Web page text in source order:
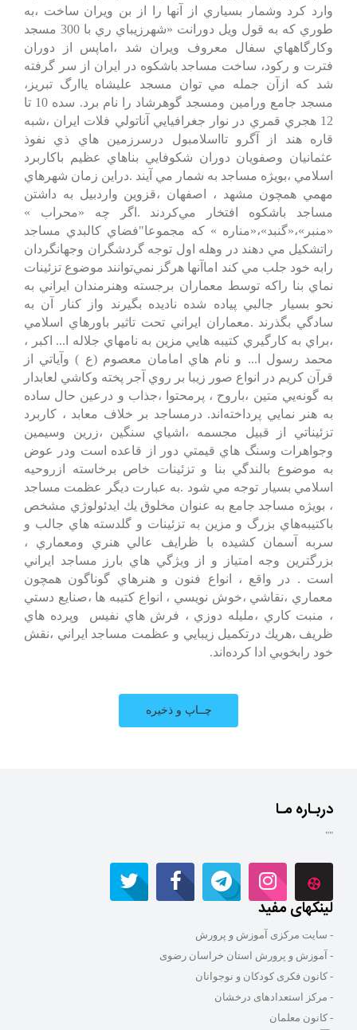
وارد كرد وشمار بسياري‌ از آنها را از بن‌ ويران‌ ساخت‌ ،به‌
طوري‌ كه‌ به‌ قول‌ ويل‌ دورانت‌ «شهرزيباي‌ ري‌ با 300 مسجد
وكارگاههاي‌ سفال‌ معروف‌ ويران‌ شد ،اماپس‌ از دوران‌
فترت‌ و ركود، ساخت‌ مساجد باشكوه‌ در ايران‌ از سر گرفته‌
شد كه‌ ازآن‌ جمله‌ مي‌ توان‌ مسجد عليشاه‌ ياارگ‌ تبريز،
مسجد جامع‌ ورامين‌ ومسجد گوهرشاد را نام‌ برد. سده‌ 10 تا
12 هجري‌ قمري‌ در نوار جغرافيايي‌ آناتولي‌ فلات‌ ايران‌ ،شبه‌
قاره‌ هند از آگرو تااسلامبول‌ درسرزمين‌ هاي‌ ذي‌ نفوذ
عثمانيان‌ وصفويان‌ دوران‌ شكوفايي‌ بناهاي‌ عظيم‌ باكاربرد
اسلامي‌ ،بويژه‌ مساجد به‌ شمار مي‌ آيند .دراين‌ زمان‌ شهرهاي‌
مهمي‌ همچون‌ مشهد ، اصفهان‌ ،قزوين‌ واردبيل‌ به‌ داشتن‌
مساجد باشكوه‌ افتخار مي‌كردند .اگر چه‌ «محراب‌ »
«منبر»،«گنبد»،«مناره‌ » كه‌ مجموعا"فضاي‌ كالبدي‌ مساجد
راتشكيل‌ مي‌ دهند در وهله‌ اول‌ توجه‌ گردشگران‌ وجهانگردان‌
رابه‌ خود جلب‌ مي‌ كند اماآنها هرگز نمي‌توانند موضوع‌ تزئينات‌
نماي‌ بنا راكه‌ توسط‌ معماران‌ برجسته‌ وهنرمندان‌ ايراني‌ به‌
نحو بسيار جالبي‌ پياده‌ شده‌ ناديده‌ بگيرند واز كنار آن‌ به‌
سادگي‌ بگذرند .معماران‌ ايراني‌ تحت‌ تاثير باورهاي‌ اسلامي‌
،براي‌ به‌ كارگيري‌ كتيبه‌ هايي‌ مزين‌ به‌ نامهاي‌ جلاله‌ ا... اكبر ،
محمد رسول‌ ا... و نام‌ هاي‌ امامان‌ معصوم‌ (ع‌ ) وآياتي‌ از
قرآن‌ كريم‌ در انواع‌ صور زيبا بر روي‌ آجر پخته‌ وكاشي‌ لعابدار
به‌ گونه‌يي‌ متين‌ ،باروح‌ ، پرمحتوا ،جذاب‌ و درعين‌ حال‌ ساده‌
به‌ هنر نمايي‌ پرداخته‌اند. درمساجد بر خلاف‌ معابد ، كاربرد
تزئيناتي‌ از قبيل‌ مجسمه‌ ،اشياي‌ سنگين‌ ،زرين‌ وسيمين‌
وجواهرات‌ وسنگ‌ هاي‌ قيمتي‌ دور از قاعده‌ است‌ ودر عوض‌
به‌ موضوع‌ بالندگي‌ بنا و تزئينات‌ خاص‌ برخاسته‌ ازروحيه‌
اسلامي‌ بسيار توجه‌ مي‌ شود .به‌ عبارت‌ ديگر عظمت‌ مساجد
، بويژه‌ مساجد جامع‌ به‌ عنوان‌ مخلوق‌ يك‌ ايدئولوژي‌ مشخص‌
باكتيبه‌هاي‌ بزرگ‌ و مزين‌ به‌ تزئينات‌ و گلدسته‌ هاي‌ جالب‌ و
سربه‌ آسمان‌ كشيده‌ با ظرايف‌ عالي‌ هنري‌ ومعماري‌ ،
بزرگترين‌ وجه‌ امتياز و از ويژگي‌ هاي‌ بارز مساجد ايراني‌
است‌ . در واقع‌ ، انواع‌ فنون‌ و هنرهاي‌ گوناگون‌ همچون‌
معماري‌ ،نقاشي‌ ،خوش‌ نويسي‌ ، انواع‌ كتيبه‌ ها ،صنايع‌ دستي‌
، منبت‌ كاري‌ ،مليله‌ دوزي‌ ، فرش‌ هاي‌ نفيس‌ وپرده‌ هاي‌
ظريف‌ ،هريك‌ درتكميل‌ زيبايي‌ و عظمت‌ مساجد ايراني‌ ،نقش‌
خود رابخوبي‌ ادا كرده‌اند.
دربـاره مـا
""
لینکهای مفید
- سایت مرکزی آموزش و پرورش
- آموزش و پرورش استان خراسان رضوی
- کانون فکری کودکان و نوجوانان
- مرکز استعدادهای درخشان
- کانون معلمان